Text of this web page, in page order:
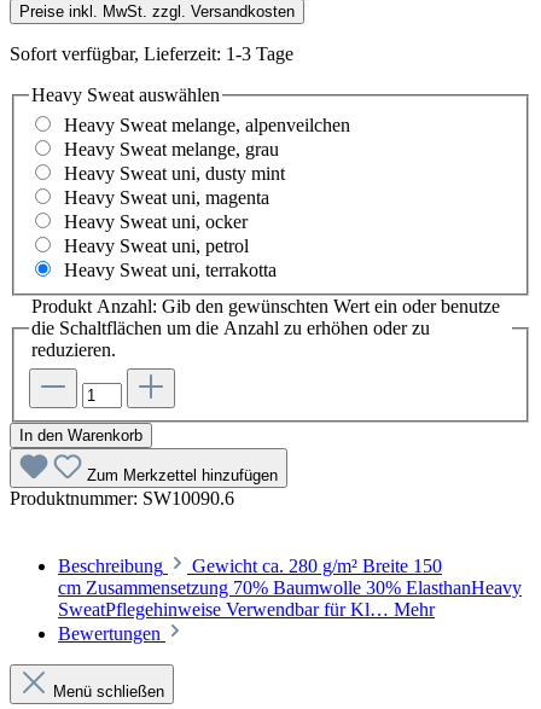
Preise inkl. MwSt. zzgl. Versandkosten
Sofort verfügbar, Lieferzeit: 1-3 Tage
Heavy Sweat auswählen
Heavy Sweat melange, alpenveilchen
Heavy Sweat melange, grau
Heavy Sweat uni, dusty mint
Heavy Sweat uni, magenta
Heavy Sweat uni, ocker
Heavy Sweat uni, petrol
Heavy Sweat uni, terrakotta
Produkt Anzahl: Gib den gewünschten Wert ein oder benutze
die Schaltflächen um die Anzahl zu erhöhen oder zu
reduzieren.
In den Warenkorb
Zum Merkzettel hinzufügen
Produktnummer: SW10090.6
Beschreibung
Gewicht ca. 280 g/m² Breite 150
cm Zusammensetzung 70% Baumwolle 30% ElasthanHeavy
SweatPflegehinweise Verwendbar für Kl… Mehr
Bewertungen
Menü schließen